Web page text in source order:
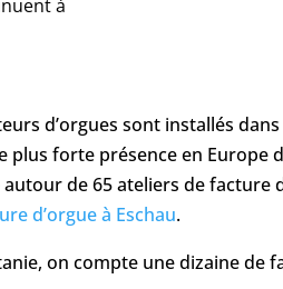
à
d’orgues sont installés
plus forte présence en Europe
autour de 65 ateliers de facture
d’orgue à Eschau.
on compte une dizaine de